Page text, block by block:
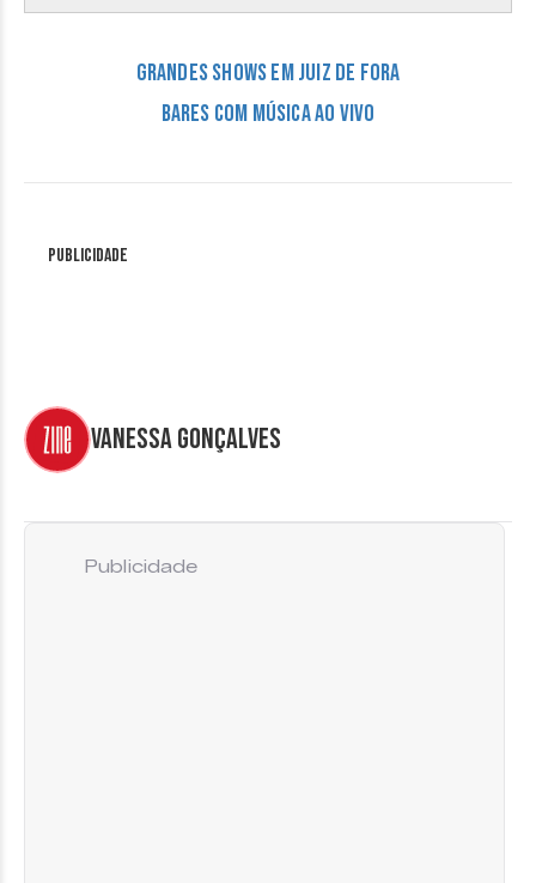
Grandes Shows em Juiz de Fora
Bares com música ao vivo
Publicidade
Vanessa Gonçalves
Publicidade